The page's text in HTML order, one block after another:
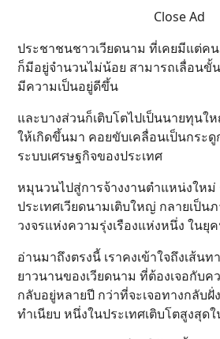
Close Ad
ประชาชนชาวเวียดนาม ที่เคยมีแต่ค
ก็มีอยู่จำนวนไม่น้อย สามารถเลื่อนขั้
มีความเป็นอยู่ดีขึ้น
และบางส่วนก็เติบโตไปเป็นนายทุนใ
ให้เกิดขึ้นมา คอยขับเคลื่อนเป็นกระ
ระบบเศรษฐกิจของประเทศ
หมุนวนไปสู่การจ้างงานตำแหน่งใหม่
ประเทศเวียดนามเติบใหญ่ กลายเป็น
วงจรแห่งความรุ่งเรืองแห่งหนึ่ง ในยุ
อ่านมาถึงตรงนี้ เราคงเข้าใจถึงเส้น
ยาวนานของเวียดนาม ที่ต้องเจอกับ
กลับอยู่หลายปี กว่าที่จะเจอทางกลับฝั่
ทำเนียบ หนึ่งในประเทศเติบโตสูงสุด